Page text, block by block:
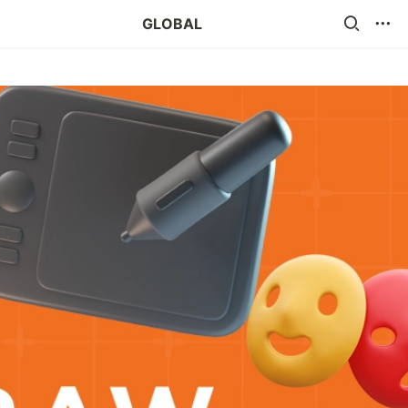
GLOBAL